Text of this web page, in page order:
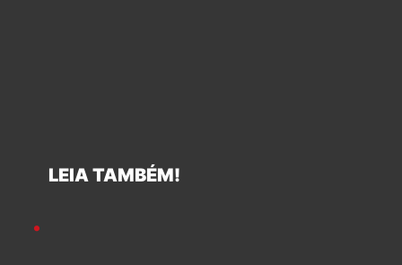
LEIA TAMBÉM!